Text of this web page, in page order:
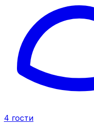
4 гости